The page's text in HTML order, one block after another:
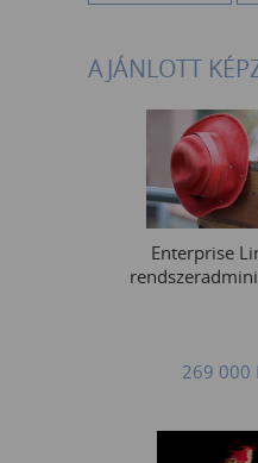
AJÁNLOTT
Enterprise
269 000